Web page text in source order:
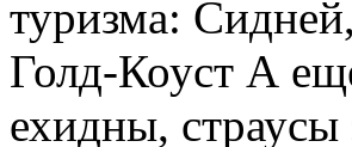
туризма:
Голд-Коуст А
ехидны,